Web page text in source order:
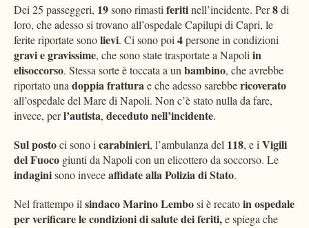
Dei 25 passeggeri, 19sono rimasti feritinell’incidente. Per8di
loro, che adesso si trovano all’ospedale Capilupi di Capri, le
ferite riportate sonolievi. Ci sono poi 4persone in condizioni
gravi e gravissime, che sono state trasportate a Napoli in
elisoccorso. Stessa sorte è toccata a un bambino, che avrebbe
riportato una doppia fratturae che adesso sarebbericoverato
all’ospedale del Mare di Napoli. Non c’è stato nulla da fare,
invece, perl’autista, deceduto nell’incidente.
Sul postoci sono i carabinieri, l’ambulanza del 118, e i Vigili
del Fuoco giunti da Napoli con un elicottero da soccorso. Le
indaginisono inveceaffidate alla Polizia di Stato.
Nel frattempo il sindaco Marino Lembosi è recatoin ospedale
per verificare le condizioni di salute dei feriti,e spiega che